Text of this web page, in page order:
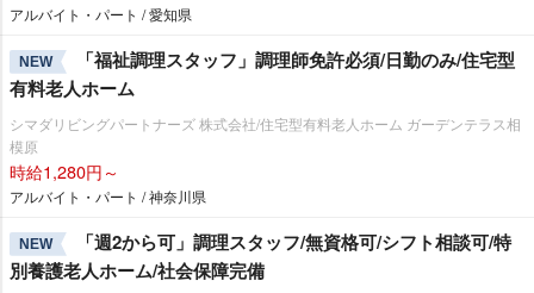
アルバイト・パート / 愛知県
NEW
「福祉調理スタッフ」調理師免許必須/日勤のみ/住宅型
有料老人ホーム
シマダリビングパートナーズ 株式会社/住宅型有料老人ホーム ガーデンテラス相
模原
時給1,280円～
アルバイト・パート / 神奈川県
NEW
「週2から可」調理スタッフ/無資格可/シフト相談可/特
別養護老人ホーム/社会保障完備